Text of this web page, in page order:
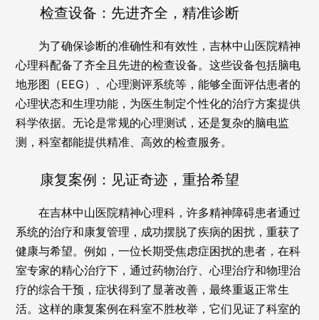
检查设备：先进齐全，精准诊断
为了确保诊断的准确性和有效性，吉林中山医院精神
心理科配备了齐全且先进的检查设备。这些设备包括脑电
地形图（EEG）、心理测评系统等，能够全面评估患者的
心理状态和生理功能，为医生制定个性化的治疗方案提供
科学依据。无论是常规的心理测试，还是复杂的脑电监
测，科室都能提供精准、高效的检查服务。
康复案例：见证奇迹，重拾希望
在吉林中山医院精神心理科，许多精神障碍患者通过
系统的治疗和康复管理，成功摆脱了疾病的困扰，重获了
健康与希望。例如，一位长期受焦虑症困扰的患者，在科
室专家的精心治疗下，通过药物治疗、心理治疗和物理治
疗的综合干预，症状得到了显著改善，最终重返正常生
活。这样的康复案例在科室不胜枚举，它们见证了科室的